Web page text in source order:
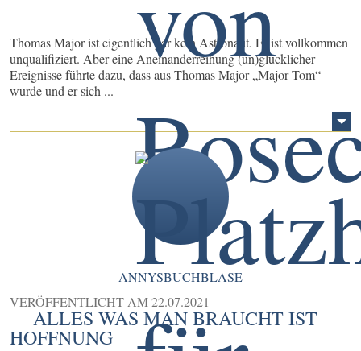
Thomas Major ist eigentlich gar kein Astronaut. Er ist vollkommen
unqualifiziert. Aber eine Aneinanderreihung (un)glücklicher
Ereignisse führte dazu, dass aus Thomas Major „Major Tom“
wurde und er sich ...
ANNYSBUCHBLASE
VERÖFFENTLICHT AM22.07.2021
ALLES WAS MAN BRAUCHT IST
HOFFNUNG